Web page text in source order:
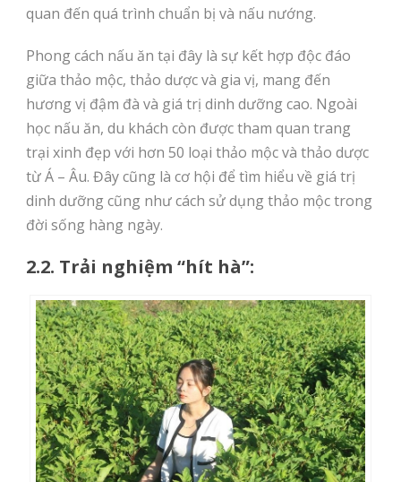
quan đến quá trình chuẩn bị và nấu nướng.
Phong cách nấu ăn tại đây là sự kết hợp độc đáo
giữa thảo mộc, thảo dược và gia vị, mang đến
hương vị đậm đà và giá trị dinh dưỡng cao. Ngoài
học nấu ăn, du khách còn được tham quan trang
trại xinh đẹp với hơn 50 loại thảo mộc và thảo dược
từ Á – Âu. Đây cũng là cơ hội để tìm hiểu về giá trị
dinh dưỡng cũng như cách sử dụng thảo mộc trong
đời sống hàng ngày.
2.2. Trải nghiệm “hít hà”: